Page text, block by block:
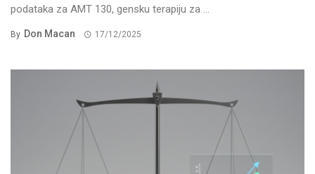
podataka za AMT 130, gensku terapiju za ...
By Don Macan 17/12/2025